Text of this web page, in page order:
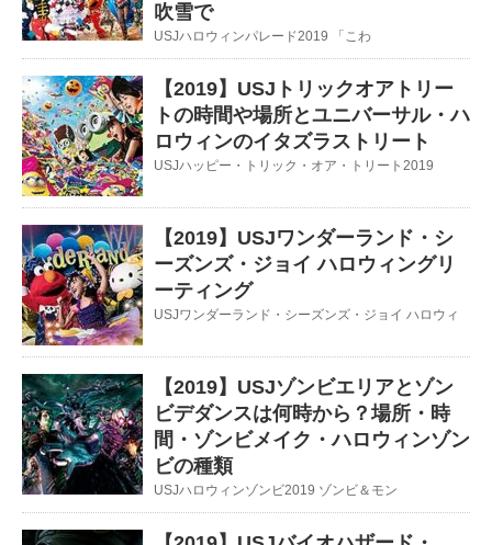
吹雪で
USJハロウィンパレード2019 「こわ
【2019】USJトリックオアトリー
トの時間や場所とユニバーサル・ハ
ロウィンのイタズラストリート
USJハッピー・トリック・オア・トリート2019
【2019】USJワンダーランド・シ
ーズンズ・ジョイ ハロウィングリ
ーティング
USJワンダーランド・シーズンズ・ジョイ ハロウィ
【2019】USJゾンビエリアとゾン
ビデダンスは何時から？場所・時
間・ゾンビメイク・ハロウィンゾン
ビの種類
USJハロウィンゾンビ2019 ゾンビ＆モン